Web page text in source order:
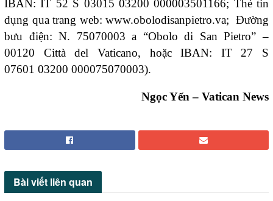
IBAN: IT 52 S 03015 03200 000003501166; Thẻ tín
dụng qua trang web: www.obolodisanpietro.va; Đường
bưu điện: N. 75070003 a “Obolo di San Pietro” –
00120 Città del Vaticano, hoặc IBAN: IT 27 S
07601 03200 000075070003).
Ngọc Yến – Vatican News
Bài viết liên quan